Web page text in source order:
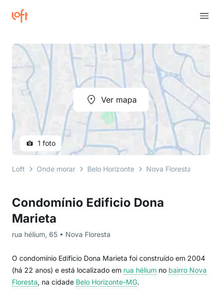
Condomínio Edificio Dona
Marieta
rua hélium, 65 • Nova Floresta
O condomínio Edificio Dona Marieta foi construído em 2004
(há 22 anos) e está localizado em rua hélium no bairro Nova
Floresta, na cidade Belo Horizonte-MG.
Ver mapa
1 foto
Loft Onde morar Belo Horizonte Nova Floresta